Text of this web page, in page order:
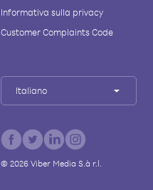
Informativa sulla privacy
Customer Complaints Code
Italiano
© 2026Viber Media S.à r.l.